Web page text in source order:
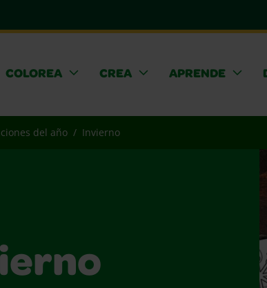
COLOREA CREA APRENDE
del año Invierno